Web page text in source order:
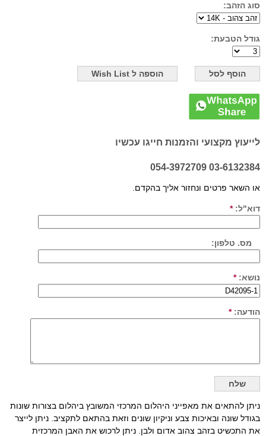
סוג הזהב:
גודל הטבעת:
לייעוץ מקצועי והזמנות חייגו עכשיו
03-6132384 054-3972709
או השאר פרטים ונחזור אליך בהקדם.
דוא"ל:*
מס. טלפון:
נושא:*
הודעה:*
ניתן להתאים את מאפייני היהלום המרכזי המשובץ ביהלום בצורות שונות
בגודל שונה ובאיכות צבע וניקיון שונים וזאת בהתאם לתקציב. ניתן לייצר
את התכשיט בזהב צהוב אדום ולבן. ניתן לרכוש את האבן המרכזית